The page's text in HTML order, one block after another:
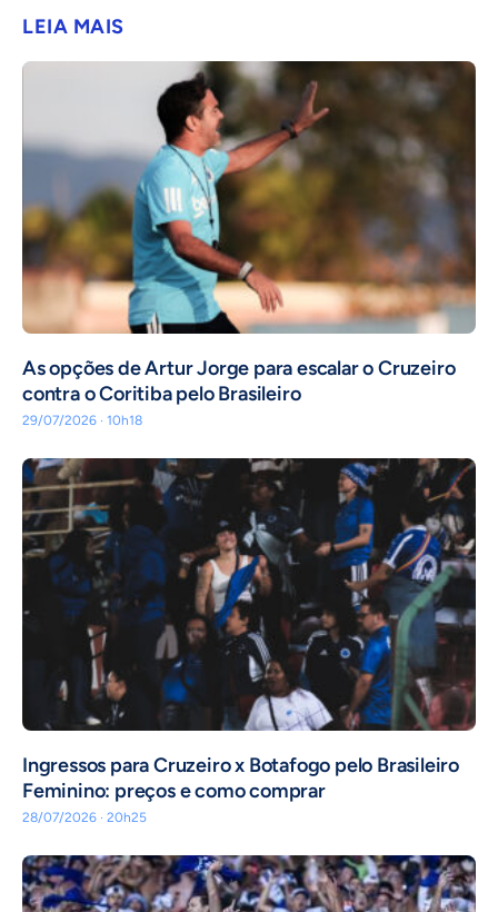
LEIA MAIS
As opções de Artur Jorge para escalar o Cruzeiro
contra o Coritiba pelo Brasileiro
29/07/2026 · 10h18
Ingressos para Cruzeiro x Botafogo pelo Brasileiro
Feminino: preços e como comprar
28/07/2026 · 20h25